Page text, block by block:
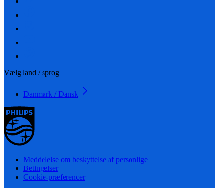
Vælg land / sprog
Danmark / Dansk
Meddelelse om beskyttelse af personlige
Betingelser
Cookie-præferencer